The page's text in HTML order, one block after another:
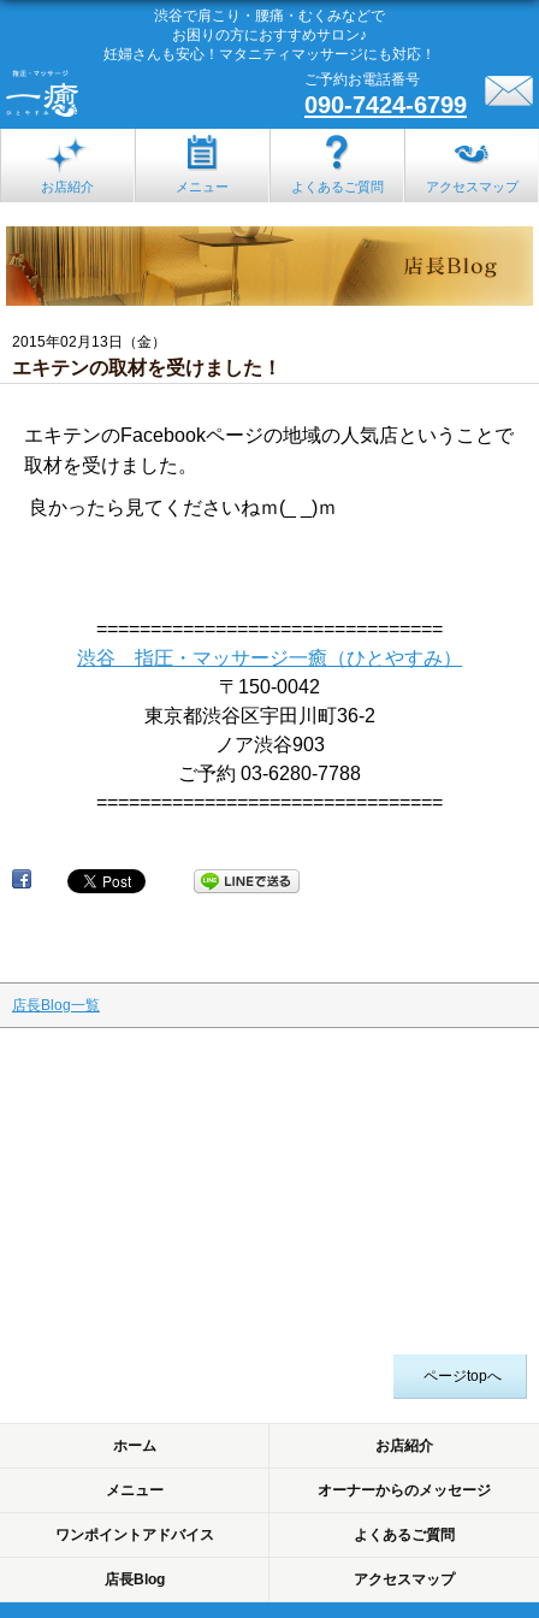
渋谷で肩こり・腰痛・むくみなどで
お困りの方におすすめサロン♪
妊婦さんも安心！マタニティマッサージにも対応！
ご予約お電話番号
090-7424-6799
お店紹介 メニュー よくあるご質問 アクセスマップ
2015年02月13日（金）
エキテンの取材を受けました！
エキテンのFacebookページの地域の人気店ということで
取材を受けました。
良かったら見てくださいねｍ(_ _)ｍ
================================
渋谷 指圧・マッサージ一癒（ひとやすみ）
〒150-0042
東京都渋谷区宇田川町36-2
ノア渋谷903
ご予約 03-6280-7788
================================
店長Blog一覧
ページtopへ
ホーム お店紹介
メニュー オーナーからのメッセージ
ワンポイントアドバイス よくあるご質問
店長Blog アクセスマップ